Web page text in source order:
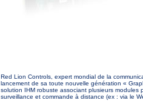
Red Lion Controls, expert mondial de la
lancement de sa toute nouvelle génération «
solution IHM robuste associant plusieurs
surveillance et commande à distance (ex : via le